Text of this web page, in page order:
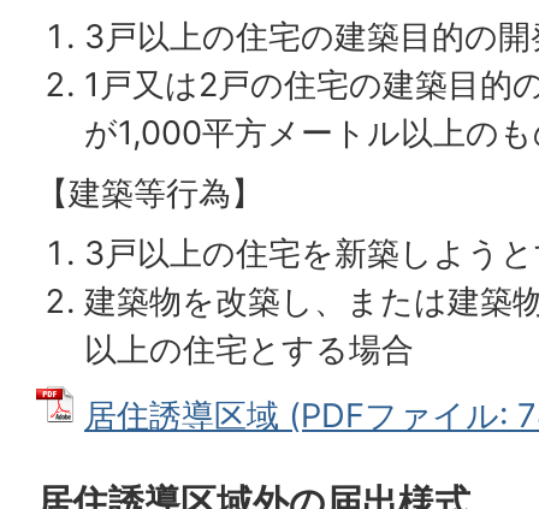
3戸以上の住宅の建築目的の
1戸又は2戸の住宅の建築目的
が1,000平方メートル以上の
【建築等行為】
3戸以上の住宅を新築しよう
建築物を改築し、または建築
以上の住宅とする場合
居住誘導区域 (PDFファイル: